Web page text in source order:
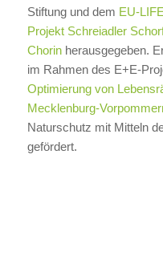
Stiftung und dem EU-LIFE
Projekt Schreiadler
Chorin herausgegeben.
im Rahmen des E+E-
Optimierung von
Mecklenburg-
Naturschutz mit Mitteln
gefördert.